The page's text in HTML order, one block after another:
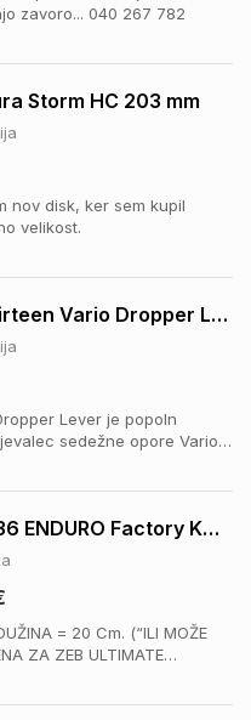
zavoro... 040 267 782
Storm HC 203 mm
nov disk, ker sem kupil
velikost.
e*Thirteen Vario Dropper Lever
Lever je popoln
sedežne opore Vario
iz trpežnega aluminija je
z MatchMaker™ sistemom
namestiš ...
FOX 36 ENDURO Factory KASHIMA Float GRIP2 29 170MM (VRHUNSKA PONUDA)
= 20 Cm. (“ILI MOŽE
ZA ZEB ULTIMATE